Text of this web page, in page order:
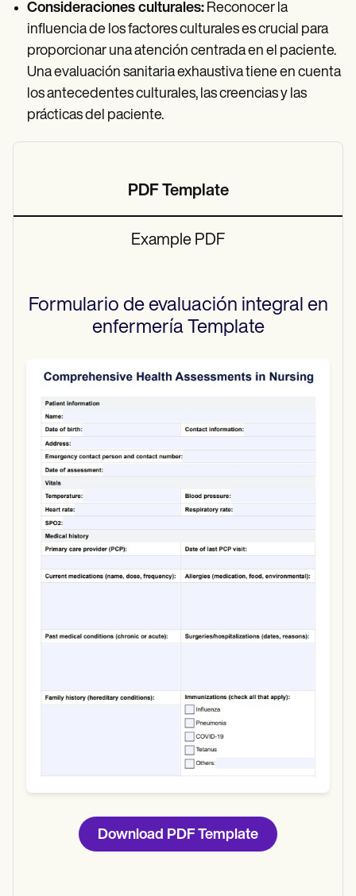
Consideraciones culturales: Reconocer la
influencia de los factores culturales es crucial para
proporcionar una atención centrada en el paciente.
Una evaluación sanitaria exhaustiva tiene en cuenta
los antecedentes culturales, las creencias y las
prácticas del paciente.
PDF Template
Example PDF
Formulario de evaluación integral en
enfermeríaTemplate
Use Template
Download PDF Template